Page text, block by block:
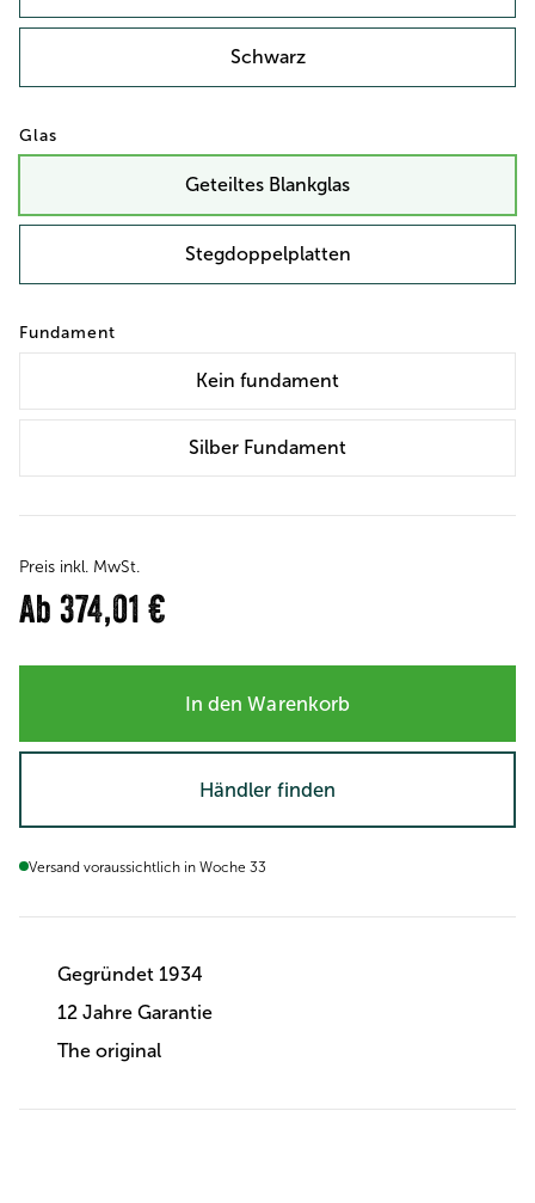
Schwarz
Glas
Geteiltes Blankglas
Stegdoppelplatten
Fundament
Kein fundament
Silber Fundament
Preis inkl. MwSt.
Ab 374,01 €
In den Warenkorb
Händler finden
Versand voraussichtlich in Woche 33
Gegründet 1934
12 Jahre Garantie
The original